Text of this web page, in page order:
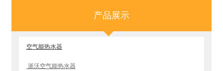
产品展示
空气能热水器
派沃空气能热水器